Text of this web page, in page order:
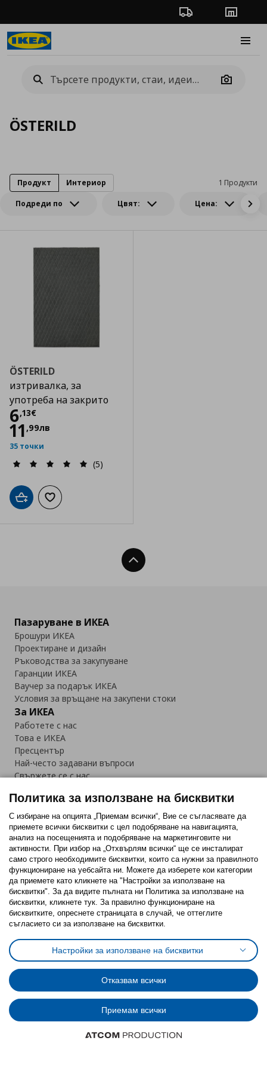
Проследяване на
Camera
ÖSTERILD
Подреди по Цвят: Цена:
1 Продукти
Продукт Интериор
ÖSTERILD
изтривалка, за
употреба на закрито
6,13€
Цена
11 ,99лв
35 точки
(5)
Добави в кошницата
Добави към списъка с любими
Нагоре
Пазаруване в ИКЕА
Брошури ИКЕА
Проектиране и дизайн
Ръководства за закупуване
Гаранции ИКЕА
Ваучер за подарък ИКЕА
Условия за връщане на закупени стоки
За ИКЕА
Работете с нас
Това е ИКЕА
Пресцентър
Най-често задавани въпроси
Свържете се с нас
Последвайте ни:
FacebookTwitterYoutubePinterestInstagram
Политика за използване на бисквитки (Cookies)
Избор на настройки за използване на бисквитки
Условия за ползване на ikea.bg
Обща политика за личните данни
Политика за защита на личните данни на ikea.bg
Общи условия на програма IKEA Family
Политика за защита на лични данни на програма IKEA Family
Политика за използване на бисквитки
С избиране на опцията „Приемам всички“, Вие се съгласявате да
приемете всички бисквитки с цел подобряване на навигацията,
анализ на посещенията и подобряване на маркетинговите ни
активности. При избор на „Отхвърлям всички“ ще се инсталират
само строго необходимитe бисквитки, които са нужни за правилното
функциониране на уебсайта ни. Можете да изберете кои категории
да приемете като кликнете на "Настройки за използване на
бисквитки". За да видите пълната ни Политика за използване на
бисквитки, кликнете тук. За правилно функциониране на
бисквитките, опреснете страницата в случай, че оттеглите
съгласието си за използване на бисквитки.
Настройки за използване на бисквитки
Отказвам всички
Приемам всички